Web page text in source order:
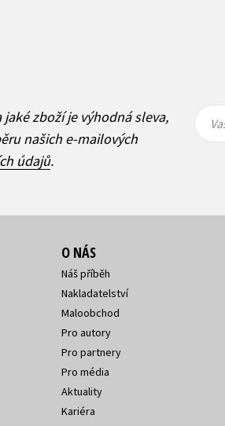
zboží je výhodná sleva,
našich e-mailových
údajů.
O NÁS
Náš příběh
Nakladatelství
Maloobchod
Pro autory
Pro partnery
Pro média
Aktuality
Kariéra